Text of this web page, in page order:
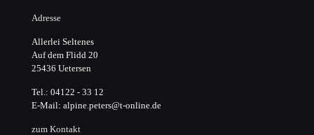
Adresse
Allerlei Seltenes
Auf dem Flidd 20
25436 Uetersen
Tel.: 04122 - 33 12
E-Mail: alpine.peters@t-online.de
zum Kontakt